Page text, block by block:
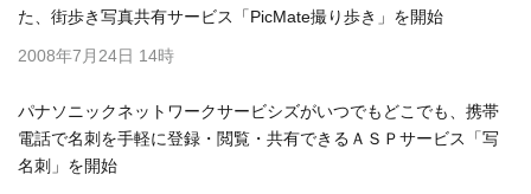
た、街歩き写真共有サービス「PicMate撮り歩き」を開始
2008年7月24日 14時
パナソニックネットワークサービシズがいつでもどこでも、携帯
電話で名刺を手軽に登録・閲覧・共有できるＡＳＰサービス「写
名刺」を開始